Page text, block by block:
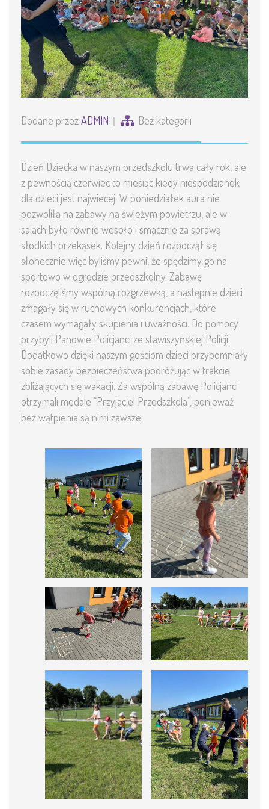
Dodane przezADMIN Bez kategorii
Dzień Dziecka w naszym przedszkolu trwa cały rok, ale
z pewnością czerwiec to miesiąc kiedy niespodzianek
dla dzieci jest najwiecej. W poniedziałek aura nie
pozwoliła na zabawy na świeżym powietrzu, ale w
salach było równie wesoło i smacznie za sprawą
słodkich przekąsek. Kolejny dzień rozpoczął się
słonecznie więc byliśmy pewni, że spędzimy go na
sportowo w ogrodzie przedszkolny. Zabawę
rozpoczęliśmy wspólną rozgrzewką, a następnie dzieci
zmagały się w ruchowych konkurencjach, które
czasem wymagały skupienia i uważności. Do pomocy
przybyli Panowie Policjanci ze stawiszyńskiej Policji.
Dodatkowo dzięki naszym gościom dzieci przypomniały
sobie zasady bezpieczeństwa podróżując w trakcie
zbliżających się wakacji. Za wspólną zabawę Policjanci
otrzymali medale “Przyjaciel Przedszkola”, ponieważ
bez wątpienia są nimi zawsze.